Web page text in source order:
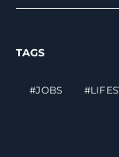
TAGS
JOBS